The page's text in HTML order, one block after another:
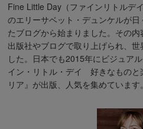
Fine Little Day（ファインリトルデ
のエリーサベット・デュンケルが
たブログから始まりました。その
出版社やブログで取り上げられ、
した。日本でも2015年にビジュア
イン・リトル・デイ 好きなものと
リア』が出版、人気を集めています。